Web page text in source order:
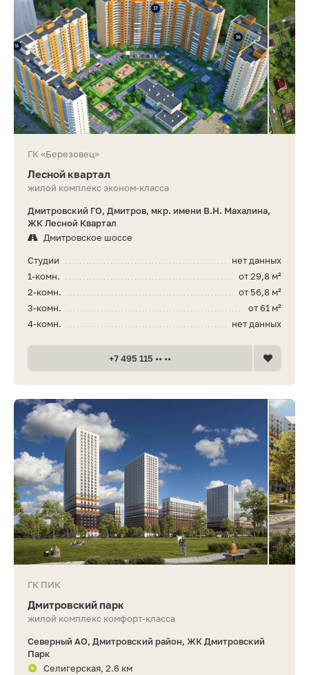
ГК «Березовец»
Лесной квартал
жилой комплекс эконом-класса
Дмитровский ГО, Дмитров, мкр. имени В.Н. Махалина,
ЖК Лесной Квартал
Дмитровское шоссе
нет данных
Студии
от 29,8 м²
1-комн.
от 56,8 м²
2-комн.
от 61 м²
3-комн.
нет данных
4-комн.
+7 495 115 •• ••
ГК ПИК
Дмитровский парк
жилой комплекс комфорт-класса
Северный АО, Дмитровский район, ЖК Дмитровский
Парк
Селигерская, 2.6 км